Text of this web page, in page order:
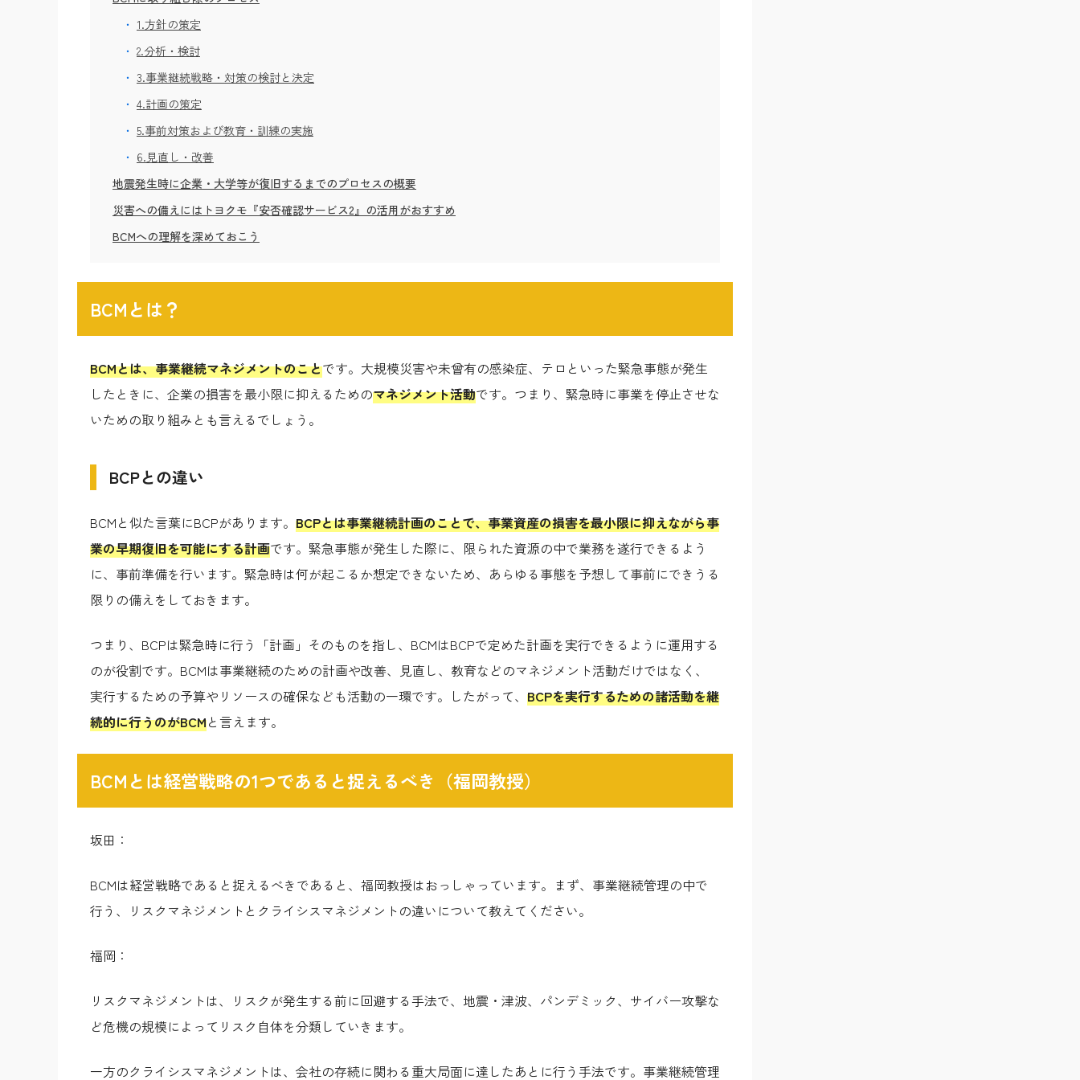
1.方針の策定
2.分析・検討
3.事業継続戦略・対策の検討と決定
4.計画の策定
5.事前対策および教育・訓練の実施
6.見直し・改善
地震発生時に企業・大学等が復旧するまでのプロセスの概要
災害への備えにはトヨクモ『安否確認サービス2』の活用がおすすめ
BCMへの理解を深めておこう
BCMとは？
BCMとは、事業継続マネジメントのことです。大規模災害や未曾有の感染症、テロといった緊急事態が発生
したときに、企業の損害を最小限に抑えるためのマネジメント活動です。つまり、緊急時に事業を停止させな
いための取り組みとも言えるでしょう。
BCPとの違い
BCMと似た言葉にBCPがあります。 BCPとは事業継続計画のことで、事業資産の損害を最小限に抑えながら事
業の早期復旧を可能にする計画です。緊急事態が発生した際に、限られた資源の中で業務を遂行できるよう
に、事前準備を行います。緊急時は何が起こるか想定できないため、あらゆる事態を予想して事前にできうる
限りの備えをしておきます。
つまり、BCPは緊急時に行う「計画」そのものを指し、BCMはBCPで定めた計画を実行できるように運用する
のが役割です。BCMは事業継続のための計画や改善、見直し、教育などのマネジメント活動だけではなく、
実行するための予算やリソースの確保なども活動の一環です。したがって、 BCPを実行するための諸活動を継
続的に行うのがBCMと言えます。
BCMとは経営戦略の1つであると捉えるべき（福岡教授）
坂田：
BCMは経営戦略であると捉えるべきであると、福岡教授はおっしゃっています。まず、事業継続管理の中で
行う、リスクマネジメントとクライシスマネジメントの違いについて教えてください。
福岡：
リスクマネジメントは、リスクが発生する前に回避する手法で、地震・津波、パンデミック、サイバー攻撃な
ど危機の規模によってリスク自体を分類していきます。
一方のクライシスマネジメントは、会社の存続に関わる重大局面に達したあとに行う手法です。事業継続管理